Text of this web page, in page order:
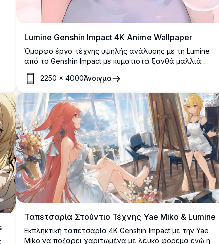
Lumine Genshin Impact 4K Anime Wallpaper
Όμορφο έργο τέχνης υψηλής ανάλυσης με τη Lumine
από το Genshin Impact με κυματιστά ξανθά μαλλιά
στολισμένα με λεπτά λουλούδια κρίνου. Η απαλή
παλέτα παστέλ χρωμάτων και η ονειρική ατμόσφαιρα
δημιουργούν μια γαλήνια, αιθέρια αισθητική τέλεια για
τους λάτρεις του anime και τους οπαδούς του Genshin
Impact.
2250 ×4000Άνοιγμα
Ταπετσαρία Στούντιο Τέχνης Yae Miko & Lumine
Εκπληκτική ταπετσαρία 4K Genshin Impact με την Yae
Miko να ποζάρει χαριτωμένα με λευκό φόρεμα ενώ η